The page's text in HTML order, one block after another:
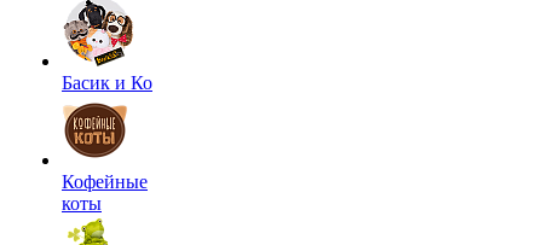
Басик и Ко
Кофейные
коты